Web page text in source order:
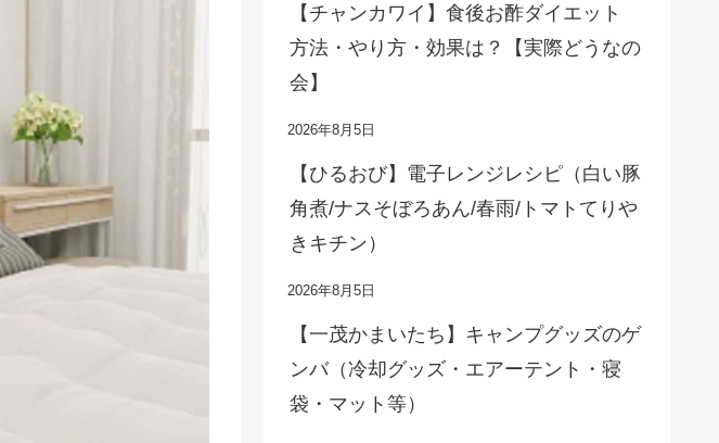
【チャンカワイ】食後お酢ダイエット
方法・やり方・効果は？【実際どうなの
会】
2026年8月5日
【ひるおび】電子レンジレシピ（白い豚
角煮/ナスそぼろあん/春雨/トマトてりや
きキチン）
2026年8月5日
【一茂かまいたち】キャンプグッズのゲ
ンバ（冷却グッズ・エアーテント・寝
袋・マット等）